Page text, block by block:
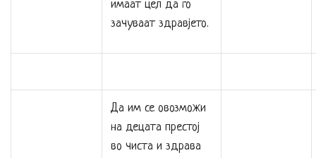
имаат цел да го
зачуваат здравјето.
Да им се овозможи
на децата престој
во чиста и здрава